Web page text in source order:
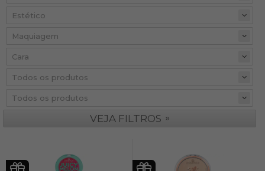
VEJA FILTROS »